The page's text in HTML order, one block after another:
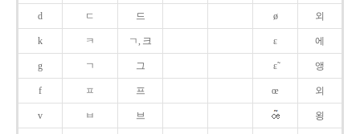
d ㄷ 드 ø 외
k ㅋ ㄱ, 크 ɛ 에
g ㄱ 그 ɛ̃ 앵
f ㅍ 프 œ 외
v ㅂ 브 욍